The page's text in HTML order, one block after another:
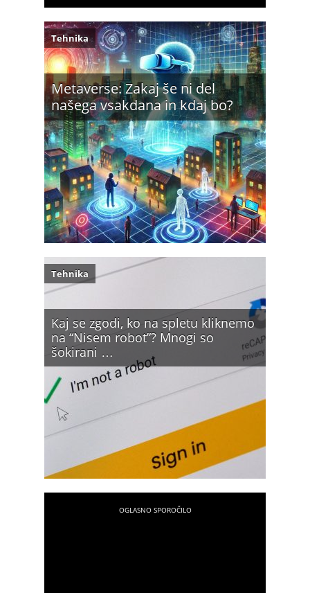
Metaverse: Zakaj še ni del
našega vsakdana in kdaj bo?
Tehnika
Kaj se zgodi, ko na spletu kliknemo
na “Nisem robot”? Mnogi so
šokirani …
Tehnika